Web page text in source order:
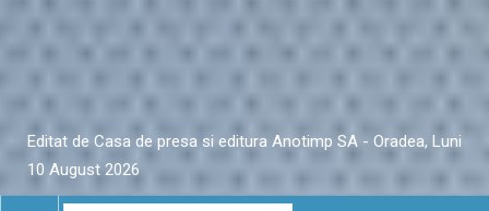
Editat de Casa de presa si editura Anotimp SA - Oradea, Luni
10 August 2026